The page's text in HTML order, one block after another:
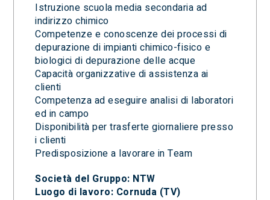
Istruzione scuola media secondaria ad
indirizzo chimico
Competenze e conoscenze dei processi di
depurazione di impianti chimico-fisico e
biologici di depurazione delle acque
Capacità organizzative di assistenza ai
clienti
Competenza ad eseguire analisi di laboratori
ed in campo
Disponibilità per trasferte giornaliere presso
i clienti
Predisposizione a lavorare in Team
Società del Gruppo: NTW
Luogo di lavoro: Cornuda (TV)